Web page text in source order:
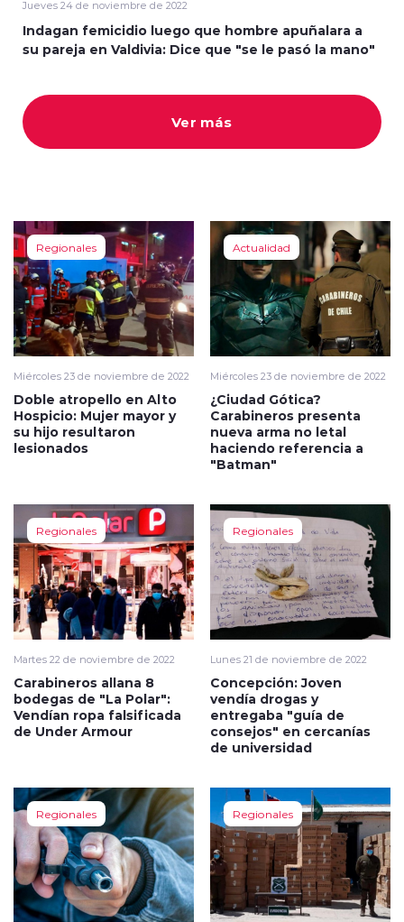
modo claro
Jueves 24 de noviembre de 2022
Indagan femicidio luego que hombre apuñalara a
su pareja en Valdivia: Dice que "se le pasó la mano"
Ver más
Regionales
Miércoles 23 de noviembre de 2022
Doble atropello en Alto
Hospicio: Mujer mayor y
su hijo resultaron
lesionados
Actualidad
Miércoles 23 de noviembre de 2022
¿Ciudad Gótica?
Carabineros presenta
nueva arma no letal
haciendo referencia a
"Batman"
Regionales
Martes 22 de noviembre de 2022
Carabineros allana 8
bodegas de "La Polar":
Vendían ropa falsificada
de Under Armour
Regionales
Lunes 21 de noviembre de 2022
Concepción: Joven
vendía drogas y
entregaba "guía de
consejos" en cercanías
de universidad
Regionales Regionales